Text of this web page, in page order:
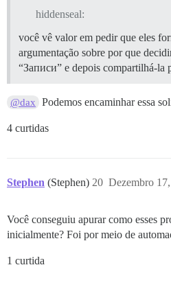
hiddenseal:
você vê valor em pedir que eles
argumentação sobre por que
“Записи” e depois compartilhá-la
@dax Podemos encaminhar essa
4 curtidas
Stephen (Stephen) Dezembro
20
Você conseguiu apurar como esses
inicialmente? Foi por meio de
1 curtida